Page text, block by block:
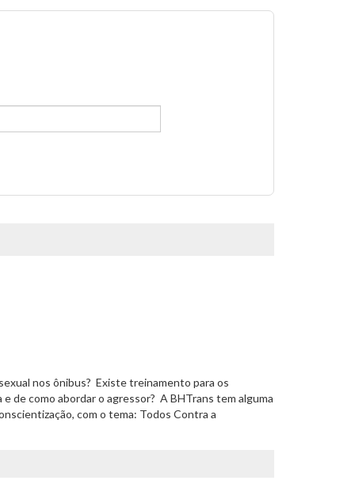
nos ônibus?  Existe treinamento para os
como abordar o agressor?  A BHTrans tem alguma
com o tema: Todos Contra a